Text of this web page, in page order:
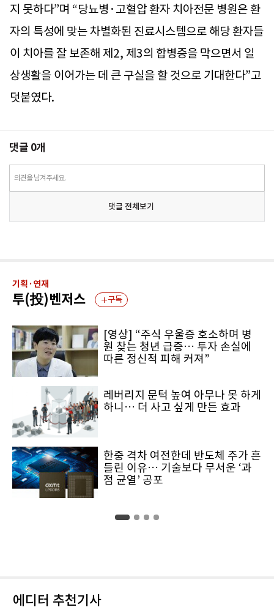
지 못하다”며 “당뇨병·고혈압 환자 치아전문 병원은 환
자의 특성에 맞는 차별화된 진료시스템으로 해당 환자들
이 치아를 잘 보존해 제2, 제3의 합병증을 막으면서 일
상생활을 이어가는 데 큰 구실을 할 것으로 기대한다”고
덧붙였다.
댓글 0개
의견을 남겨주세요.
댓글 전체보기
기획·연재
투(投)벤저스 구독
[영상] “주식 우울증 호소하며 병
원 찾는 청년 급증… 투자 손실에
따른 정신적 피해 커져”
레버리지 문턱 높여 아무나 못 하게
하니… 더 사고 싶게 만든 효과
한중 격차 여전한데 반도체 주가 흔
들린 이유… 기술보다 무서운 ‘과
점 균열’ 공포
에디터 추천기사